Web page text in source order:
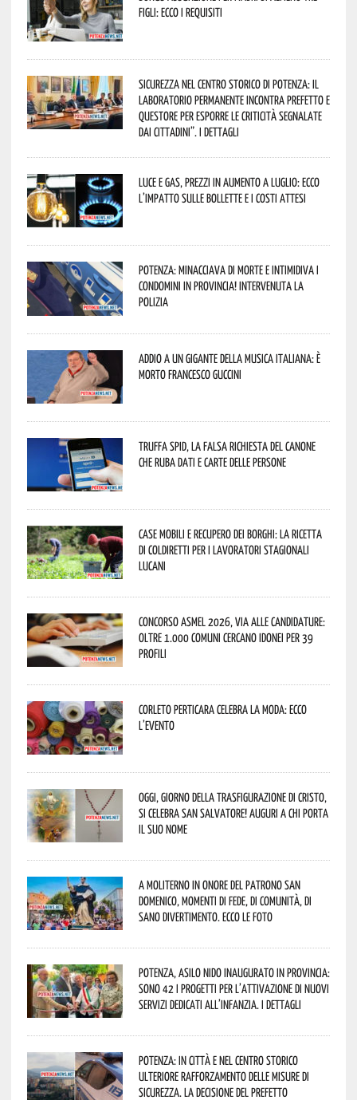
figli: ecco i requisiti
Sicurezza nel Centro Storico di Potenza: il
Laboratorio Permanente incontra Prefetto e
Questore per esporre le criticità segnalate
dai cittadini”. I dettagli
Luce e gas, prezzi in aumento a luglio: ecco
l’impatto sulle bollette e i costi attesi
Potenza: minacciava di morte e intimidiva i
condomini in provincia! Intervenuta la
Polizia
Addio a un gigante della musica italiana: è
morto Francesco Guccini
Truffa Spid, la falsa richiesta del canone
che ruba dati e carte delle persone
Case mobili e recupero dei borghi: la ricetta
di Coldiretti per i lavoratori stagionali
lucani
Concorso Asmel 2026, via alle candidature:
oltre 1.000 Comuni cercano idonei per 39
profili
Corleto Perticara celebra la moda: ecco
l’evento
Oggi, giorno della Trasfigurazione di Cristo,
si celebra San Salvatore! Auguri a chi porta
il suo nome
A Moliterno in onore del Patrono San
Domenico, momenti di fede, di comunità, di
sano divertimento. Ecco le foto
Potenza, asilo nido inaugurato in provincia:
sono 42 i progetti per l’attivazione di nuovi
servizi dedicati all’infanzia. I dettagli
Potenza: in città e nel centro storico
ulteriore rafforzamento delle misure di
sicurezza. La decisione del Prefetto